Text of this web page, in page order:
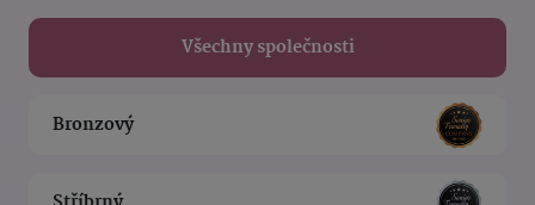
Všechny společnosti
Bronzový